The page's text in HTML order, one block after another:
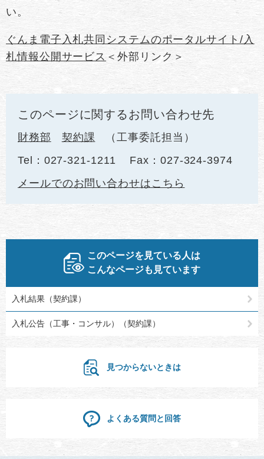
い。
ぐんま電子入札共同システムのポータルサイト/入
札情報公開サービス ＜外部リンク＞
このページに関するお問い合わせ先
財務部 契約課
工事委託担当
Tel：027-321-1211
Fax：027-324-3974
メールでのお問い合わせはこちら
このページを見ている人は
こんなページも見ています
入札結果（契約課）
入札公告（工事・コンサル）（契約課）
見つからないときは
よくある質問と回答